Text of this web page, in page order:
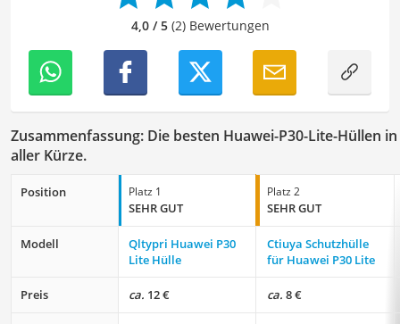
4,0 / 5(2) Bewertungen
Zusammenfassung: Die besten Huawei-P30-Lite-Hüllen in
aller Kürze.
Position Platz 1
SEHR GUT
Platz 2
SEHR GUT
Modell
Qltypri Huawei P30
Lite Hülle
Ctiuya Schutzhülle
für Huawei P30 Lite
Preis ca. 12 € ca. 8 €